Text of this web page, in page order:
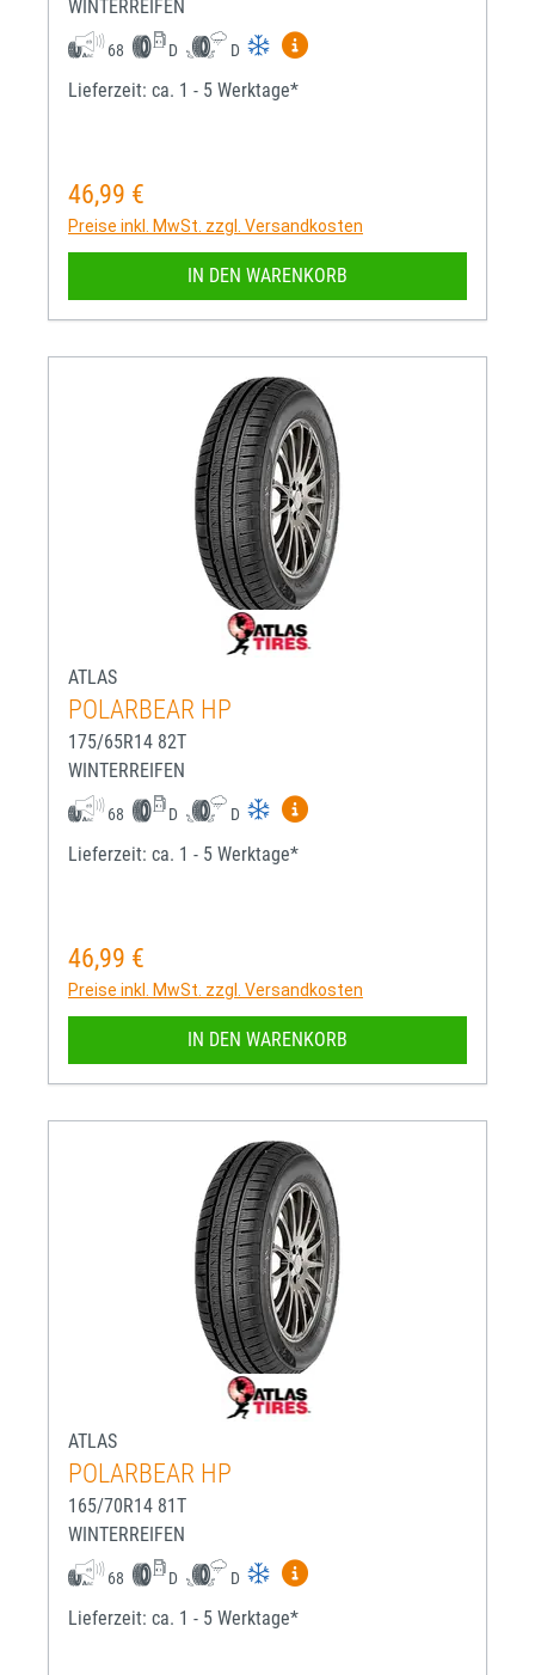
WINTERREIFEN
68 D D
Mehr Informationen zum
Lieferzeit: ca. 1 - 5 Werktage*
Regulärer Preis:
46,99 €
Preise inkl. MwSt. zzgl. Versandkosten
IN DEN WARENKORB
ATLAS
POLARBEAR HP
175/65R14 82T
WINTERREIFEN
68 D D
Mehr Informationen zum
Lieferzeit: ca. 1 - 5 Werktage*
Regulärer Preis:
46,99 €
Preise inkl. MwSt. zzgl. Versandkosten
IN DEN WARENKORB
ATLAS
POLARBEAR HP
165/70R14 81T
WINTERREIFEN
68 D D
Mehr Informationen zum
Lieferzeit: ca. 1 - 5 Werktage*